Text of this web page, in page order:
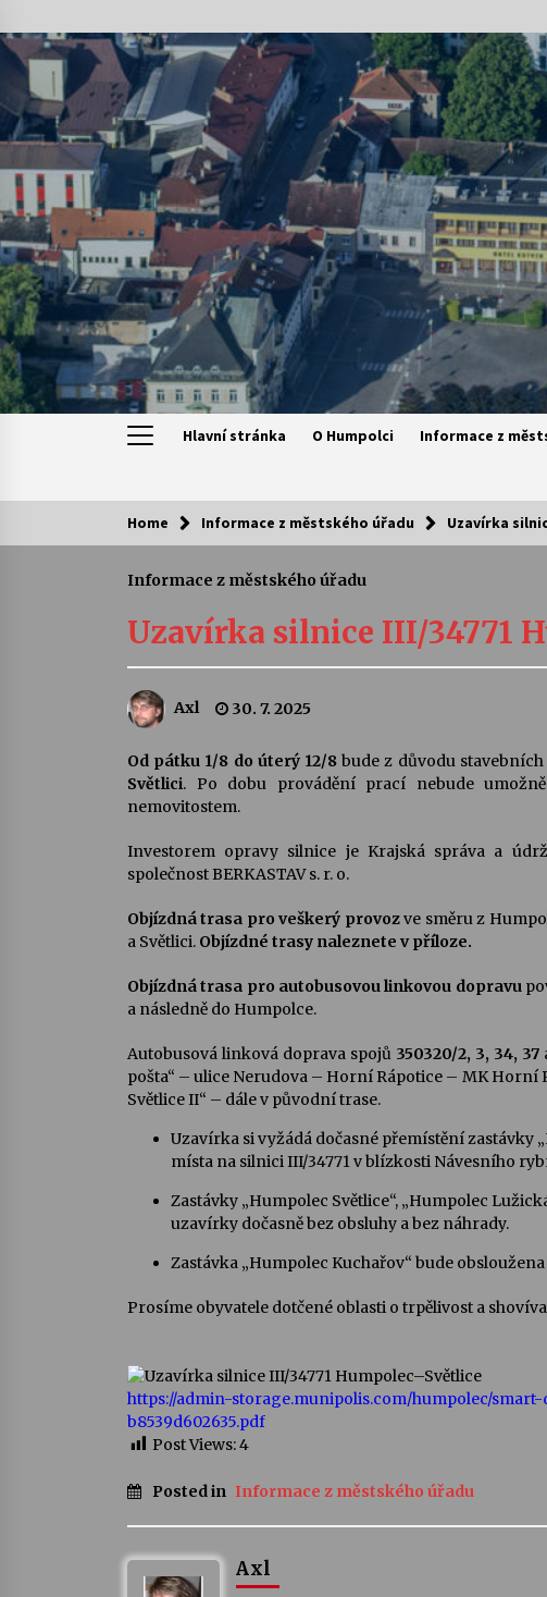
to
content
Hlavní stránka O Humpolci Informace z
Kam za kulturou?
Camerata a Sukuba Ensemble
4. 8. 2026
Pozvánka na integrační festival
Quijotova šedesátka: 28. 7.–1. 8.
28. 7. 2026
22. 7. 2026
Želivě ožije odkaz Josefa Čapka
13. 7. 2026
Home Informace z městského úřadu Uzavírka
Informace z městského úřadu
Uzavírka silnice III/34771
Axl 30. 7. 2025
Od pátku 1/8 do úterý 12/8bude z důvodu
Světlici. Po dobu provádění prací nebude
nemovitostem.
Investorem opravy silnice je Krajská správa a
společnost BERKASTAV s. r. o.
Objízdná trasa pro veškerý provozve směru z
a Světlici. Objízdné trasy naleznete v příloze.
Objízdná trasa pro autobusovou linkovou dopravu
a následně do Humpolce.
Autobusová linková doprava spojů 350320/2, 3, 34, 37
pošta“ – ulice Nerudova – Horní Rápotice – MK Horní
Světlice II“ – dále v původní trase.
Uzavírka si vyžádá dočasné přemístění zastávky
místa na silnici III/34771 v blízkosti Návesního
Zastávky „Humpolec Světlice“, „Humpolec
uzavírky dočasně bez obsluhy a bez náhrady.
Zastávka „Humpolec Kuchařov“ bude
Prosíme obyvatele dotčené oblasti o trpělivost a
https://admin-storage.munipolis.com/humpolec/
b8539d602635.pdf
Post Views:4
Posted in Informace z městského úřadu
Axl